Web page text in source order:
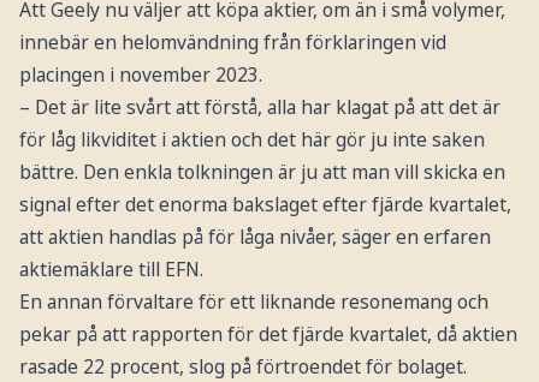
Att Geely nu väljer att köpa aktier, om än i små volymer,
innebär en helomvändning från förklaringen vid
placingen i november 2023.
– Det är lite svårt att förstå, alla har klagat på att det är
för låg likviditet i aktien och det här gör ju inte saken
bättre. Den enkla tolkningen är ju att man vill skicka en
signal efter det enorma bakslaget efter fjärde kvartalet,
att aktien handlas på för låga nivåer, säger en erfaren
aktiemäklare till EFN.
En annan förvaltare för ett liknande resonemang och
pekar på att rapporten för det fjärde kvartalet, då aktien
rasade 22 procent, slog på förtroendet för bolaget.